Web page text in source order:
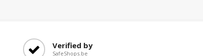
Verified by
SafeShops.be